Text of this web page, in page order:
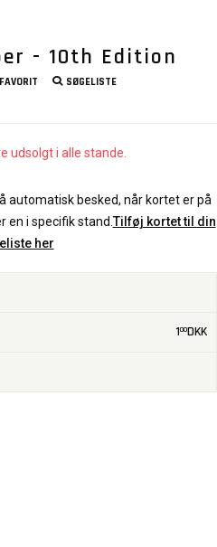
- 10th Edition
FAVORIT SØGELISTE
udsolgt i alle stande.
automatisk besked, når kortet er på
en i specifik stand. Tilføj kortet til din
her
100DKK